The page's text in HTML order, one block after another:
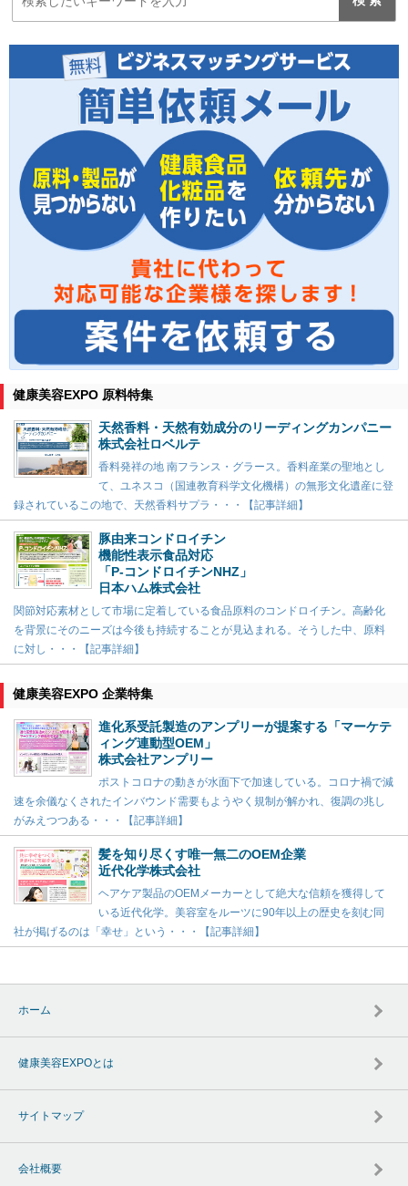
健康美容EXPO 原料特集
天然香料・天然有効成分のリーディングカンパニー
株式会社ロベルテ
香料発祥の地 南フランス・グラース。香料産業の聖地とし
て、ユネスコ（国連教育科学文化機構）の無形文化遺産に登
録されているこの地で、天然香料サプラ・・・【記事詳細】
豚由来コンドロイチン
機能性表示食品対応
「P-コンドロイチンNHZ」
日本ハム株式会社
関節対応素材として市場に定着している食品原料のコンドロイチン。高齢化
を背景にそのニーズは今後も持続することが見込まれる。そうした中、原料
に対し・・・【記事詳細】
健康美容EXPO 企業特集
進化系受託製造のアンプリーが提案する「マーケテ
ィング連動型OEM」
株式会社アンプリー
ポストコロナの動きが水面下で加速している。コロナ禍で減
速を余儀なくされたインバウンド需要もようやく規制が解かれ、復調の兆し
がみえつつある・・・【記事詳細】
髪を知り尽くす唯一無二のOEM企業
近代化学株式会社
ヘアケア製品のOEMメーカーとして絶大な信頼を獲得して
いる近代化学。美容室をルーツに90年以上の歴史を刻む同
社が掲げるのは「幸せ」という・・・【記事詳細】
ホーム
健康美容EXPOとは
サイトマップ
会社概要